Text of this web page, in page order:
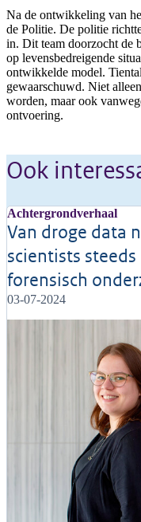
Na de ontwikkeling van
de Politie. De politie
in. Dit team doorzocht de
op levensbedreigende
ontwikkelde model.
gewaarschuwd. Niet
worden, maar ook
ontvoering.
Ook
Achtergrondverhaal
Van droge data
scientists
forensisch
03-07-2024